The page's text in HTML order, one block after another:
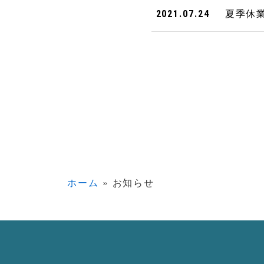
2021.07.24 夏季休
ホーム » お知らせ